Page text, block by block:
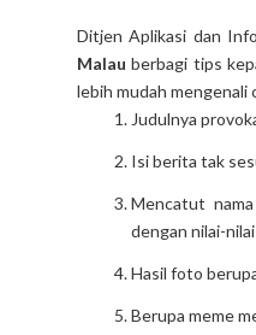
Ditjen Aplikasi dan
Malau berbagi tips
lebih mudah mengenali
Judulnya
Isi berita tak
Mencatut
dengan nilai-
Hasil foto
Berupa meme